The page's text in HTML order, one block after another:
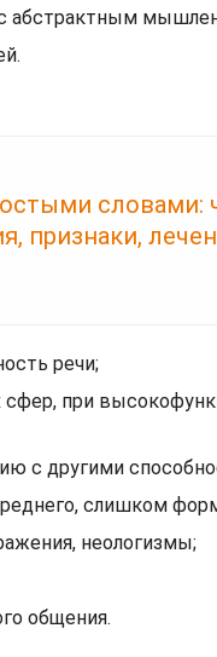
словами:
признаки,
речи;
при
с другими
слишком
неологизмы;
общения.